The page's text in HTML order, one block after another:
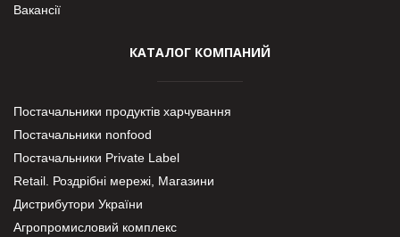
Вакансії
КАТАЛОГ КОМПАНИЙ
Постачальники продуктів харчування
Постачальники nonfood
Постачальники Private Label
Retail. Роздрібні мережі, Магазини
Дистрибутори України
Агропромисловий комплекс